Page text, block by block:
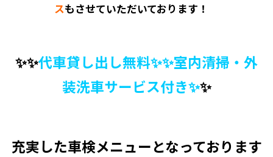
スもさせていただいております！
✨✨代車貸し出し無料✨✨室内清掃・外
装洗車サービス付き✨✨
充実した車検メニューとなっております